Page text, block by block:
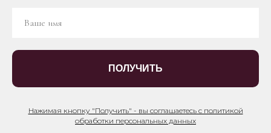
ПОЛУЧИТЬ
Нажимая кнопку "Получить" - вы соглашаетесь с политикой
обработки персональных данных